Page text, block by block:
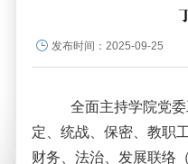
发布时间： 2025-09-25
全面主持学院党
定、统战、保密、教职
财务、法治、发展联络